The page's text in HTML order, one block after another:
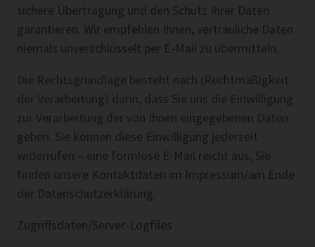
sichere Übertragung und den Schutz Ihrer Daten
garantieren. Wir empfehlen Ihnen, vertrauliche Daten
niemals unverschlüsselt per E-Mail zu übermitteln.
Die Rechtsgrundlage besteht nach (Rechtmäßigkeit
der Verarbeitung) darin, dass Sie uns die Einwilligung
zur Verarbeitung der von Ihnen eingegebenen Daten
geben. Sie können diese Einwilligung jederzeit
widerrufen – eine formlose E-Mail reicht aus, Sie
finden unsere Kontaktdaten im Impressum/am Ende
der Datenschutzerklärung.
Zugriffsdaten/Server-Logfiles